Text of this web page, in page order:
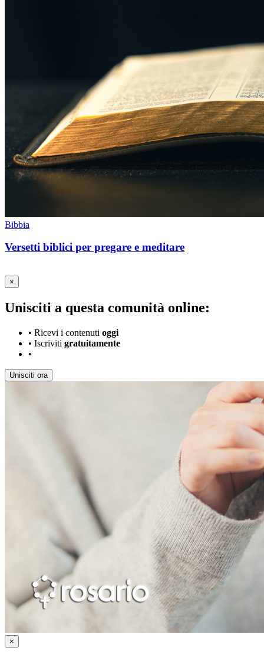
Bibbia
Versetti biblici per pregare e meditare
×
Unisciti a questa comunità online:
• Ricevi i contenuti oggi
• Iscriviti gratuitamente
•
Unisciti ora
×